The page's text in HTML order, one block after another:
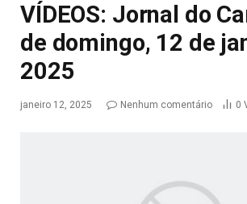
VÍDEOS: Jornal do
de domingo, 12 de
2025
janeiro 12, 2025 Nenhum comentário 0